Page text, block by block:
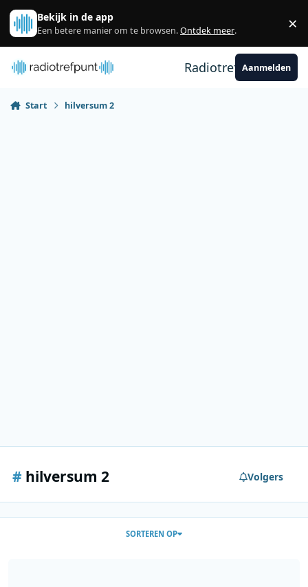
Spring naar bijdragen
Bekijk in de app
Een betere manier om te browsen.Ontdek meer. ×
RadiotrefpuntAanmelden
Start hilversum 2
# hilversum 2 Volgers
SORTEREN OP